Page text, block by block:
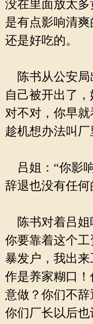
没在里面放太
是有点影响清
还是好吃的。
陈书从公安局
自己被开出了
对不对，你早
趁机想办法叫
吕姐：“你影
辞退也没有任何
陈书对着吕姐
你要靠着这个
暴发户，我出
作是养家糊口
意做？你们不辞
你们厂长以后